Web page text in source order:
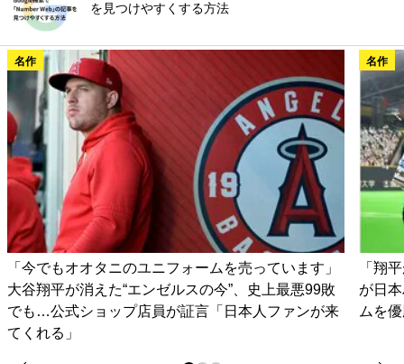
を見つけやすくする方法
名作
「今でもオオタニのユニフォームを売っています」
大谷翔平が消えた“エンゼルスの今”、史上最悪99敗
でも…公式ショップ店員が証言「日本人ファンが来
てくれる」
名作
「翔
が日
ムを